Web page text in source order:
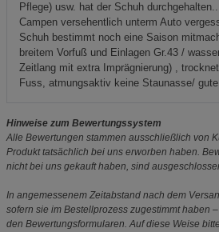
Pflege) usw. hat der Schuh
Campen versehentlich unterm Auto
Schuh bestimmt noch eine Saison
breitem Vorfuß und Einlagen Gr.43 /
Zeitlang mit extra Imprägnierung) ,
Fuss, atmungsaktiv keine Staunasse/
Hinweise zum Bewertungssystem
Alle Bewertungen stammen ausschließlich von
Produkt tatsächlich bei uns erworben haben.
nicht bei uns gekauft haben, sind
In angemessenem Zeitabstand nach dem
sofern sie im Bestellprozess zugestimmt haben
den Bewertungsformularen. Auf diese Weise